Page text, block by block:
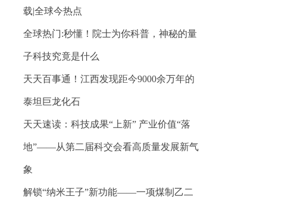
载|全球今热点
全球热门:秒懂！院士为你科普，神秘的量
子科技究竟是什么
天天百事通！江西发现距今9000余万年的
泰坦巨龙化石
天天速读：科技成果“上新” 产业价值“落
地”——从第二届科交会看高质量发展新气
象
解锁“纳米王子”新功能——一项煤制乙二